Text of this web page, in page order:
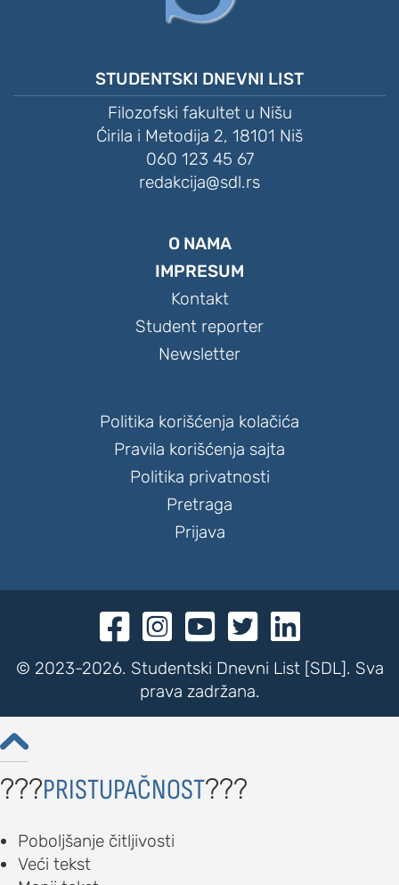
STUDENTSKI DNEVNI LIST
Filozofski fakultet u Nišu
Ćirila i Metodija 2, 18101 Niš
060 123 45 67
redakcija@sdl.rs
O NAMA
IMPRESUM
Kontakt
Student reporter
Newsletter
Politika korišćenja kolačića
Pravila korišćenja sajta
Politika privatnosti
Pretraga
Prijava
    
© 2023-2026. Studentski Dnevni List [SDL]. Sva
prava zadržana.

???PRISTUPAČNOST???
Poboljšanje čitljivosti
Veći tekst